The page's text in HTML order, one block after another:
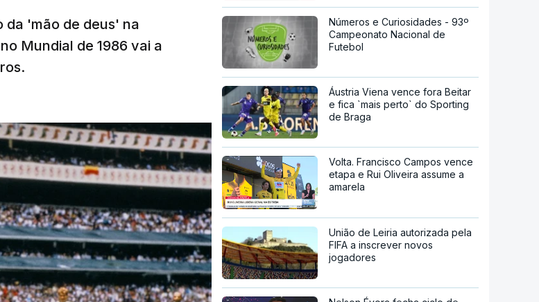
da 'mão de deus' na
Mundial de 1986 vai a
Números e Curiosidades - 93º
Campeonato Nacional de
Futebol
Áustria Viena vence fora Beitar
e fica `mais perto` do Sporting
de Braga
Volta. Francisco Campos vence
etapa e Rui Oliveira assume a
amarela
União de Leiria autorizada pela
FIFA a inscrever novos
jogadores